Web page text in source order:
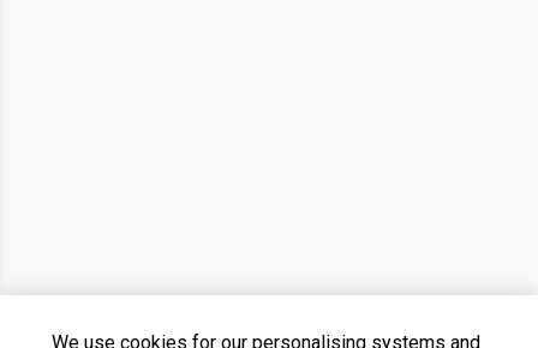
We use cookies for our personalising systems and